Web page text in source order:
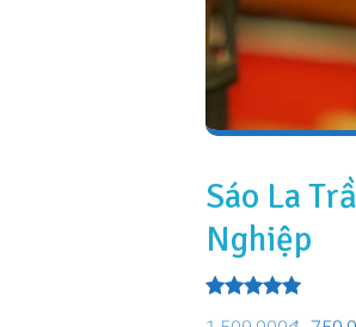
Sáo La
Nghiệp